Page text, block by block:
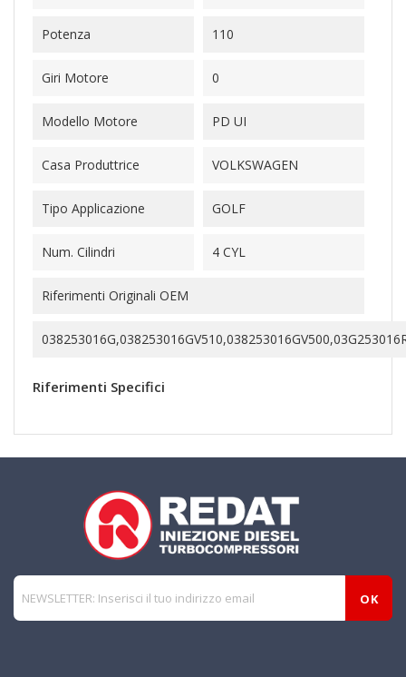
Potenza 110
Giri Motore 0
Modello Motore PD UI
Casa Produttrice VOLKSWAGEN
Tipo Applicazione GOLF
Num. Cilindri 4 CYL
Riferimenti Originali OEM
Riferimenti Specifici